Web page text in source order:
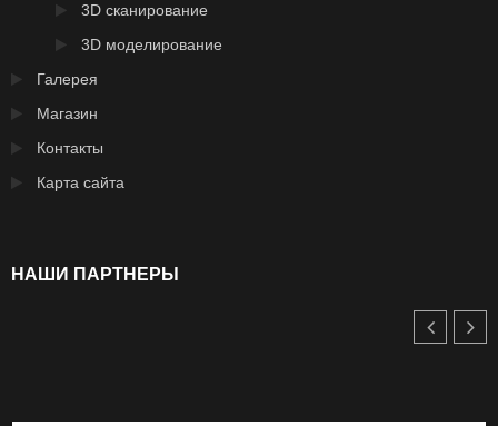
3D сканирование
3D моделирование
Галерея
Магазин
Контакты
Карта сайта
НАШИ ПАРТНЕРЫ